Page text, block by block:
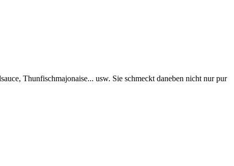
Thunfischmajonaise... usw. Sie schmeckt daneben nicht nur pur